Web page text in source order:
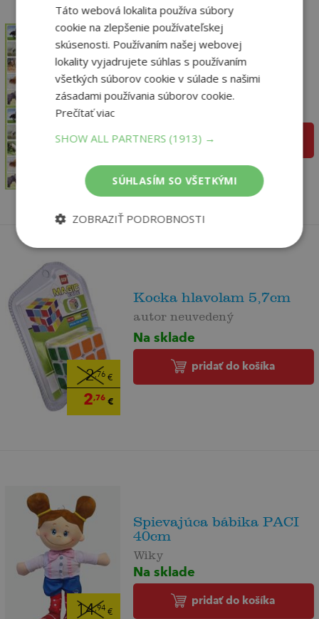
1
Pexeso Život koní -
spoločenská hra
autor neuvedený
pridať do košíka
2,76€
2,76€
Kocka hlavolam 5,7cm
autor neuvedený
Na sklade
pridať do košíka
14,94€
Spievajúca bábika PACI
40cm
Wiky
Na sklade
pridať do košíka
Táto webová lokalita používa súbory
cookie na zlepšenie používateľskej
skúsenosti. Používaním našej webovej
lokality vyjadrujete súhlas s používaním
všetkých súborov cookie v súlade s našimi
zásadami používania súborov cookie.
Prečítať viac
SHOW ALL PARTNERS (1913) →
SÚHLASÍM SO VŠETKÝMI
ZOBRAZIŤ PODROBNOSTI